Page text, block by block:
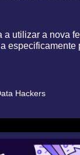
a utilizar a nova
especificamente
Hackers